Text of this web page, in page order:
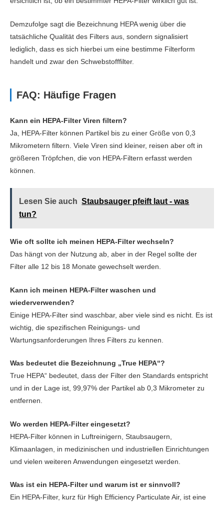
Demzufolge sagt die Bezeichnung HEPA wenig über die
tatsächliche Qualität des Filters aus, sondern signalisiert
lediglich, dass es sich hierbei um eine bestimme Filterform
handelt und zwar den Schwebstofffilter.
FAQ: Häufige Fragen
Kann ein HEPA-Filter Viren filtern?
Ja, HEPA-Filter können Partikel bis zu einer Größe von 0,3
Mikrometern filtern. Viele Viren sind kleiner, reisen aber oft in
größeren Tröpfchen, die von HEPA-Filtern erfasst werden
können.
Lesen Sie auch Staubsauger pfeift laut - was
tun?
Wie oft sollte ich meinen HEPA-Filter wechseln?
Das hängt von der Nutzung ab, aber in der Regel sollte der
Filter alle 12 bis 18 Monate gewechselt werden.
Kann ich meinen HEPA-Filter waschen und
wiederverwenden?
Einige HEPA-Filter sind waschbar, aber viele sind es nicht. Es ist
wichtig, die spezifischen Reinigungs- und
Wartungsanforderungen Ihres Filters zu kennen.
Was bedeutet die Bezeichnung „True HEPA“?
True HEPA“ bedeutet, dass der Filter den Standards entspricht
und in der Lage ist, 99,97% der Partikel ab 0,3 Mikrometer zu
entfernen.
Wo werden HEPA-Filter eingesetzt?
HEPA-Filter können in Luftreinigern, Staubsaugern,
Klimaanlagen, in medizinischen und industriellen Einrichtungen
und vielen weiteren Anwendungen eingesetzt werden.
Was ist ein HEPA-Filter und warum ist er sinnvoll?
Ein HEPA-Filter, kurz für High Efficiency Particulate Air, ist eine